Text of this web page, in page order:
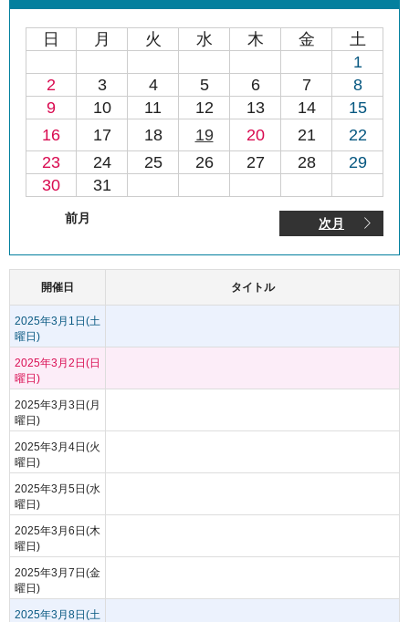
日 月 火 水 木 金
土
1
2
3 4 5 6 7
8
9
10 11 12 13 14
15
16
17 18 19 20 21
22
23
24 25 26 27 28
29
30
31
前月 次月
開催日 タイトル
2025年3月1日(土
曜日)
2025年3月2日(日
曜日)
2025年3月3日(月
曜日)
2025年3月4日(火
曜日)
2025年3月5日(水
曜日)
2025年3月6日(木
曜日)
2025年3月7日(金
曜日)
2025年3月8日(土